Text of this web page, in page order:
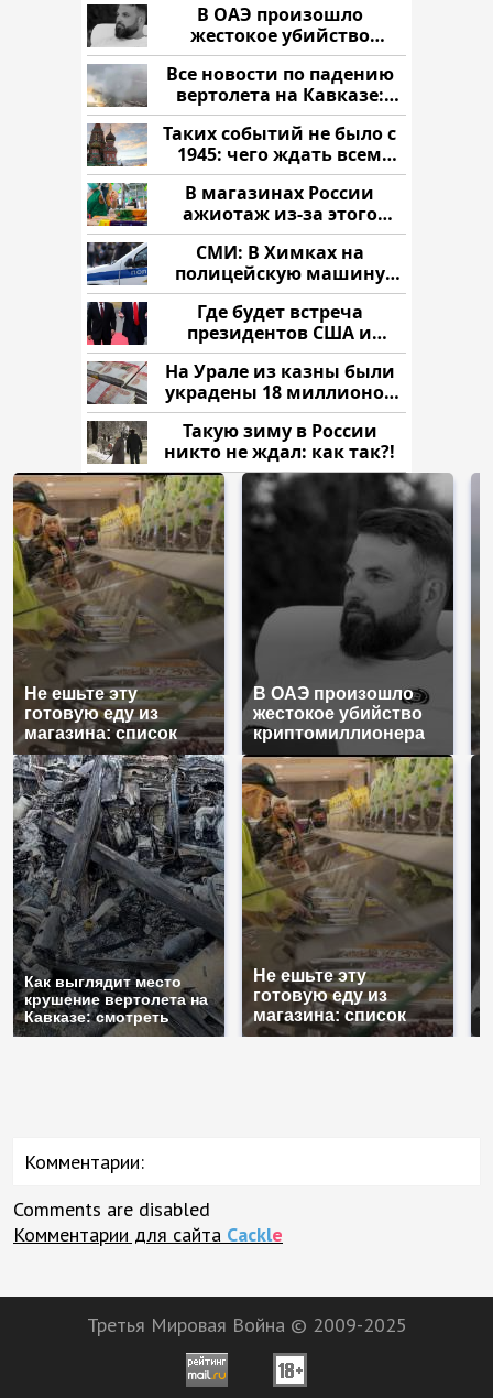
В ОАЭ произошло
жестокое убийство
криптомиллионера
Все новости по падению
вертолета на Кавказе:
читать здесь
Таких событий не было с
1945: чего ждать всем
нам?
В магазинах России
ажиотаж из-за этого
продукта: что купить?
СМИ: В Химках на
полицейскую машину
напали и подожгли.
Где будет встреча
президентов США и
России: Европа?
На Урале из казны были
украдены 18 миллионов
рублей
Такую зиму в России
никто не ждал: как так?!
Не ешьте эту
готовую еду из
магазина: список
В ОАЭ произошло
жестокое убийство
криптомиллионера
Как выглядит место
крушение вертолета на
Кавказе: смотреть
Не ешьте эту
готовую еду из
магазина: список
Комментарии:
Comments are disabled
Комментарии для сайта Cackle
Третья Мировая Война © 2009-2025